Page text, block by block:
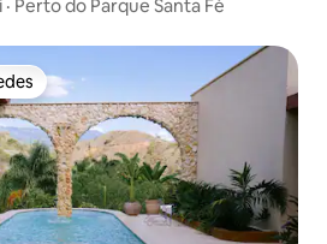
Perto do Parque Santa Fé
dos hóspedes